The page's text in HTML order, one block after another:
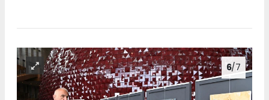
6/7